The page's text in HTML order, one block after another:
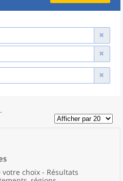
.
choix - Résultats